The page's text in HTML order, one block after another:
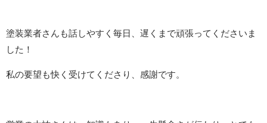
塗装業者さんも話しやすく毎日、遅くまで頑張ってくださいま
した！
私の要望も快く受けてくださり、感謝です。